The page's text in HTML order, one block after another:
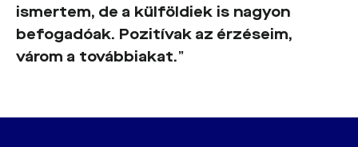
ismertem, de a külföldiek is nagyon
befogadóak. Pozitívak az érzéseim,
várom a továbbiakat.”